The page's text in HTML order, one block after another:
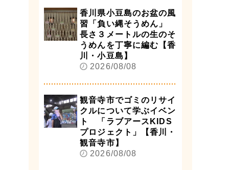
香川県小豆島のお盆の風
習「負い縄そうめん」
長さ３メートルの生のそ
うめんを丁寧に編む【香
川・小豆島】
2026/08/08
観音寺市でゴミのリサイ
クルについて学ぶイベン
ト 「ラブアースKIDS
プロジェクト」【香川・
観音寺市】
2026/08/08